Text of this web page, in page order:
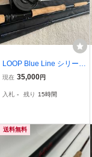
LOOP Blue Line シリーズ
9ft #12 リール、ライン付
現在 35,000円
入札 - 残り 15時間
送料無料